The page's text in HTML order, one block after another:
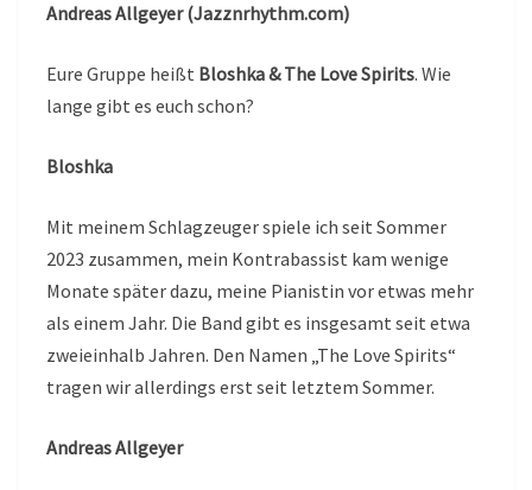
Andreas Allgeyer (Jazznrhythm.com)
Eure Gruppe heißt Bloshka & The Love Spirits. Wie
lange gibt es euch schon?
Bloshka
Mit meinem Schlagzeuger spiele ich seit Sommer
2023 zusammen, mein Kontrabassist kam wenige
Monate später dazu, meine Pianistin vor etwas mehr
als einem Jahr. Die Band gibt es insgesamt seit etwa
zweieinhalb Jahren. Den Namen „The Love Spirits“
tragen wir allerdings erst seit letztem Sommer.
Andreas Allgeyer